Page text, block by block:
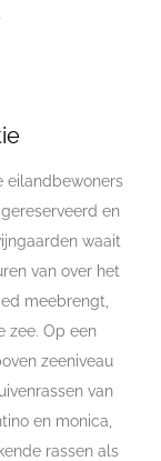
eilandbewoners
en
waait
van over het
meebrengt,
zee. Op een
zeeniveau
van
en monica,
rassen als